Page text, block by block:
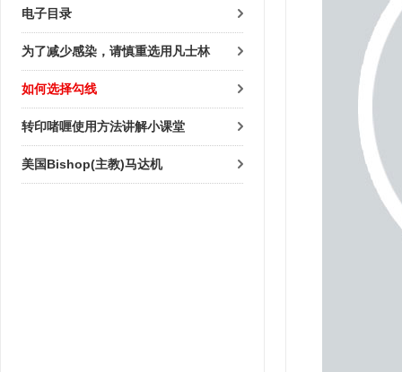
电子目录
为了减少感染，请慎重选用凡士林
如何选择勾线
转印啫喱使用方法讲解小课堂
美国Bishop(主教)马达机